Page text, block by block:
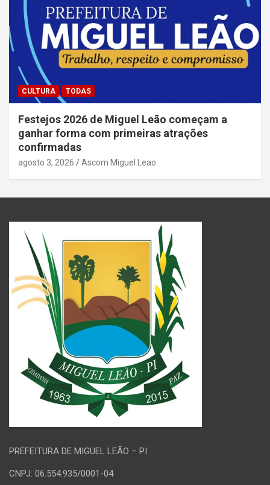
CULTURA TODAS
Festejos 2026 de Miguel Leão começam a
ganhar forma com primeiras atrações
confirmadas
agosto 3, 2026 Ascom Miguel Leao
PREFEITURA DE MIGUEL LEÃO – PI
CNPJ: 06.554.935/0001-04